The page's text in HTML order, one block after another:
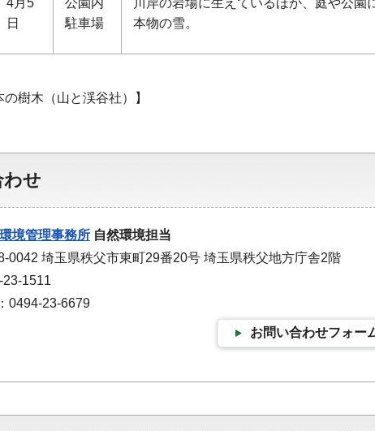
4月5
日
公園内
駐車場
川岸の岩場に生えているほか、庭や公
本物の雪。
の樹木（山と渓谷社）】
わせ
境管理事務所 自然環境担当
0042 埼玉県秩父市東町29番20号 埼玉県秩父地方庁舎2階
23-1511
0494-23-6679
お問い合わせフォー